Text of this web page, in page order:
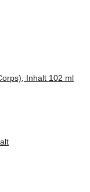
Inhalt 102 ml